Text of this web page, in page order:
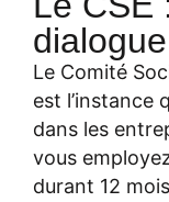
Le Comité
est l’instance
dans les
vous
durant 12